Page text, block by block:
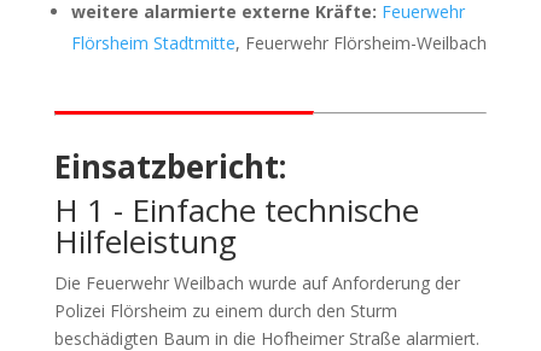
weitere alarmierte externe Kräfte: Feuerwehr
Flörsheim Stadtmitte, Feuerwehr Flörsheim-Weilbach
Einsatzbericht:
H 1 - Einfache technische
Hilfeleistung
Die Feuerwehr Weilbach wurde auf Anforderung der
Polizei Flörsheim zu einem durch den Sturm
beschädigten Baum in die Hofheimer Straße alarmiert.